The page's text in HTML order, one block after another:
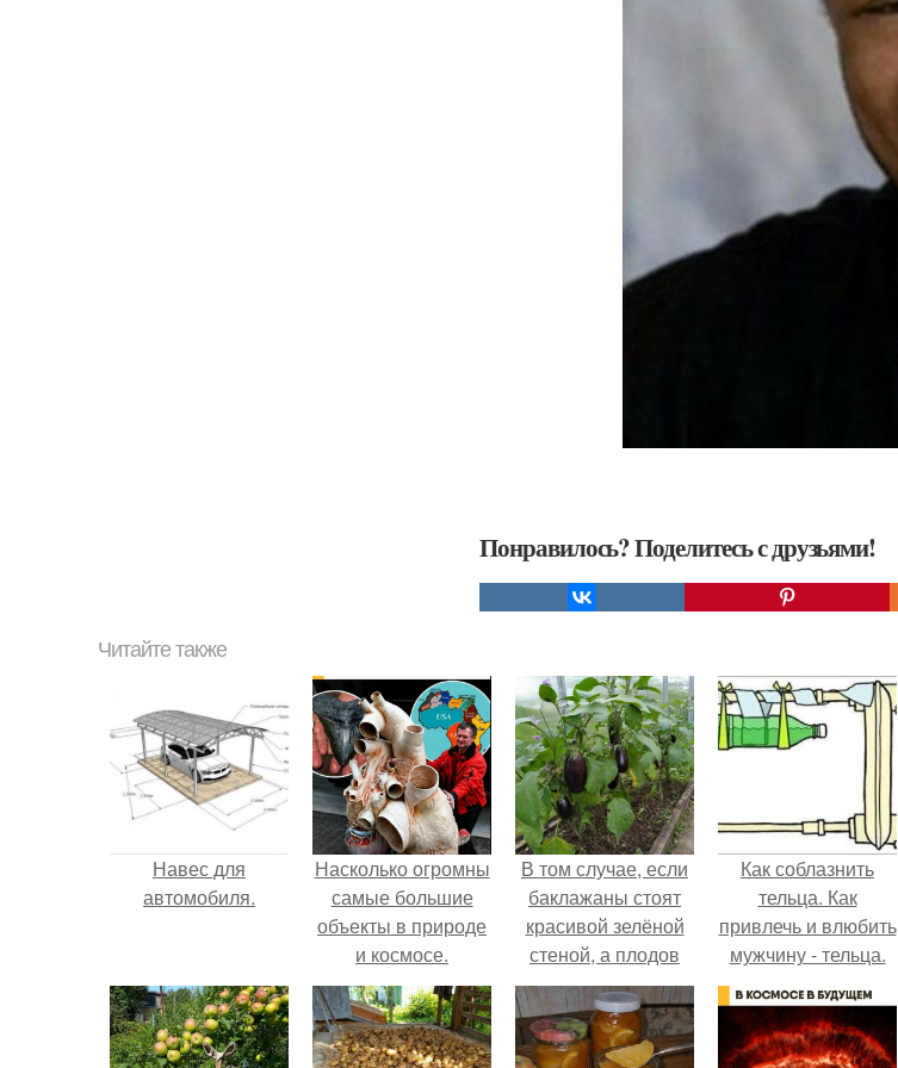
Понравилось? Поделитесь с друзьями!
Читайте также
Навес для
автомобиля.
Насколько огромны
самые большие
объекты в природе
и космосе.
В том случае, если
баклажаны стоят
красивой зелёной
стеной, а плодов
почти не видно -
радоваться тут
нечему.
Как соблазнить
тельца. Как
привлечь и влюбить
мужчину - тельца.